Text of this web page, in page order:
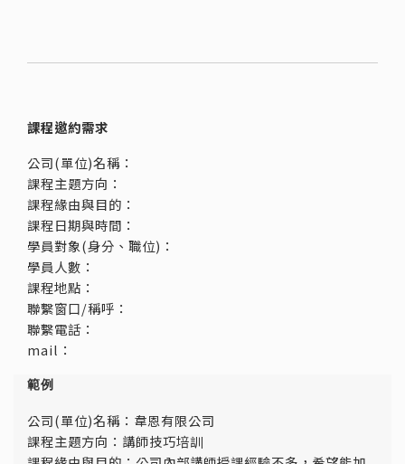
課程邀約需求
公司(單位)名稱：
課程主題方向：
課程緣由與目的：
課程日期與時間：
學員對象(身分、職位)：
學員人數：
課程地點：
聯繫窗口/稱呼：
聯繫電話：
mail：
範例
公司(單位)名稱：韋恩有限公司
課程主題方向：講師技巧培訓